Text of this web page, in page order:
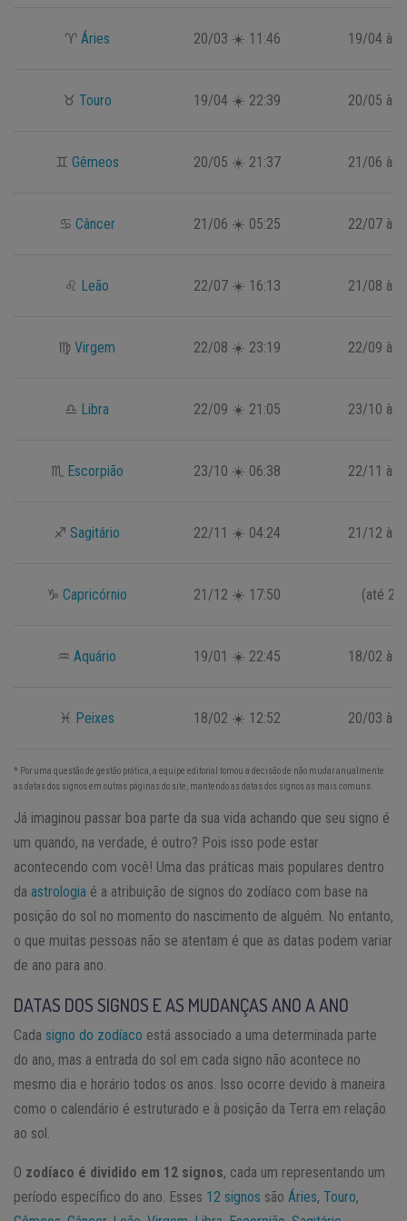
♈ Áries 20/03 ☀️ 11:46 19/04 às
♉ Touro 19/04 ☀️ 22:39 20/05 às
♊ Gêmeos 20/05 ☀️ 21:37 21/06 às
♋ Câncer 21/06 ☀️ 05:25 22/07 às
♌ Leão 22/07 ☀️ 16:13 21/08 às
♍ Virgem 22/08 ☀️ 23:19 22/09 às
♎ Libra 22/09 ☀️ 21:05 23/10 às
♏ Escorpião 23/10 ☀️ 06:38 22/11 às
♐ Sagitário 22/11 ☀️ 04:24 21/12 às
♑ Capricórnio 21/12 ☀️ 17:50 (até
♒ Aquário 19/01 ☀️ 22:45 18/02 às
♓ Peixes 18/02 ☀️ 12:52 20/03 às
* Por uma questão de gestão prática, a equipe editorial tomou a decisão de não mudar anualmente
as datas dos signos em outras páginas do site, mantendo as datas dos signos as mais comuns.
Já imaginou passar boa parte da sua vida achando que seu signo é
um quando, na verdade, é outro? Pois isso pode estar
acontecendo com você! Uma das práticas mais populares dentro
da astrologia é a atribuição de signos do zodíaco com base na
posição do sol no momento do nascimento de alguém. No entanto,
o que muitas pessoas não se atentam é que as datas podem variar
de ano para ano.
DATAS DOS SIGNOS E AS MUDANÇAS ANO A ANO
Cada signo do zodíaco está associado a uma determinada parte
do ano, mas a entrada do sol em cada signo não acontece no
mesmo dia e horário todos os anos. Isso ocorre devido à maneira
como o calendário é estruturado e à posição da Terra em relação
ao sol.
O zodíaco é dividido em 12 signos, cada um representando um
período específico do ano. Esses 12 signos são Áries, Touro,